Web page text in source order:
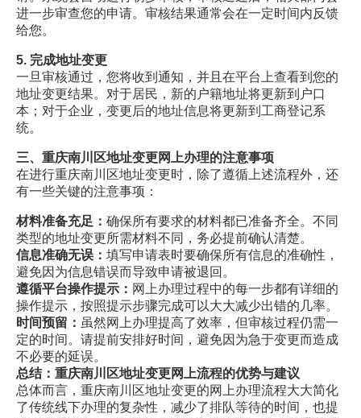
进一步审查您的申请。审核结果通常会在一定时间内反馈
给您。
5. 完成地址变更
一旦审核通过，您将收到通知，并且在平台上查看到您的
地址变更结果。对于居民，新的户籍地址将更新到户口
本；对于企业，变更后的地址信息将更新到工商登记系
统。
三、重庆南川区地址变更网上办理的注意事项
在进行重庆南川区地址变更时，除了遵循上述流程外，还
有一些关键的注意事项：
材料准备充足： 确保所有要求的材料都已准备齐全。不同
类型的地址变更所需材料不同，务必提前确认清楚。
信息准确无误： 填写申请表时要确保所有信息的准确性，
避免因为信息错误而导致申请被退回。
遵循平台操作提示： 网上办理过程中的每一步都有详细的
操作提示，按照提示步骤完成可以大大减少出错的几率。
时间预留： 虽然网上办理提高了效率，但审核过程仍需一
定的时间。请提前安排好时间，避免因为急于变更而造成
不必要的延误。
总结：重庆南川区地址变更网上流程的优势与建议
总体而言，重庆南川区地址变更的网上办理流程大大简化
了传统线下办理的复杂性，减少了排队等待的时间，也提